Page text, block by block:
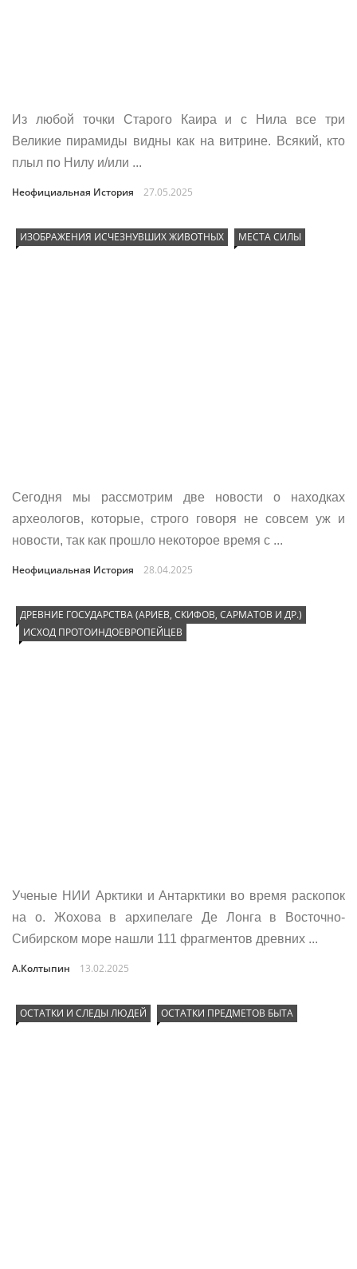
Из любой точки Старого Каира и с Нила все три
Великие пирамиды видны как на витрине. Всякий, кто
плыл по Нилу и/или ...
Неофициальная История 27.05.2025
ИЗОБРАЖЕНИЯ ИСЧЕЗНУВШИХ ЖИВОТНЫХ МЕСТА СИЛЫ
Сегодня мы рассмотрим две новости о находках
археологов, которые, строго говоря не совсем уж и
новости, так как прошло некоторое время с ...
Неофициальная История 28.04.2025
ДРЕВНИЕ ГОСУДАРСТВА (АРИЕВ, СКИФОВ, САРМАТОВ И ДР.)
ИСХОД ПРОТОИНДОЕВРОПЕЙЦЕВ
Ученые НИИ Арктики и Антарктики во время раскопок
на о. Жохова в архипелаге Де Лонга в Восточно-
Сибирском море нашли 111 фрагментов древних ...
А.Колтыпин 13.02.2025
ОСТАТКИ И СЛЕДЫ ЛЮДЕЙ ОСТАТКИ ПРЕДМЕТОВ БЫТА